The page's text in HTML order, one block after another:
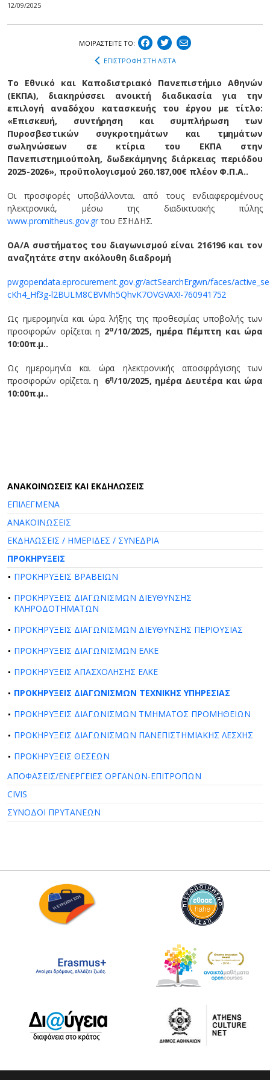
12/09/2025
ΜΟΙΡΑΣΤEIΤΕ ΤΟ:
ΕΠΙΣΤΡΟΦΗ ΣΤΗ ΛΙΣΤΑ
Το Εθνικό και Καποδιστριακό Πανεπιστήμιο Αθηνών
(ΕΚΠΑ), διακηρύσσει ανοικτή διαδικασία για την
επιλογή αναδόχου κατασκευής του έργου με τίτλο:
«Επισκευή, συντήρηση και συμπλήρωση των
Πυροσβεστικών συγκροτημάτων και τμημάτων
σωληνώσεων σε κτίρια του ΕΚΠΑ στην
Πανεπιστημιούπολη, δωδεκάμηνης διάρκειας περιόδου
2025-2026», προϋπολογισμού 260.187,00€ πλέον Φ.Π.Α..
Οι προσφορές υποβάλλονται από τους ενδιαφερομένους
ηλεκτρονικά, μέσω της διαδικτυακής πύλης
www.promitheus.gov.gr του ΕΣΗΔΗΣ.
OA/Aσυστήματος του διαγωνισμού είναι 216196 και τον
αναζητάτε στην ακόλουθη διαδρομή
pwgopendata.eprocurement.gov.gr/actSearchErgwn/faces/
cKh4_Hf3g-l2BULM8CBVMh5QhvK7OVGVAX!-760941752
Ως ημερομηνία και ώρα λήξης της προθεσμίας υποβολής των
προσφορών ορίζεται η 2α/10/2025, ημέρα Πέμπτη και ώρα
10:00π.μ..
Ως ημερομηνία και ώρα ηλεκτρονικής αποσφράγισης των
προσφορών ορίζεται η 6η/10/2025, ημέρα Δευτέρα και ώρα
10:00π.μ..
AΝΑΚΟΙΝΩΣΕΙΣ ΚΑΙ ΕΚΔΗΛΩΣΕΙΣ
ΕΠΙΛΕΓΜΕΝΑ
ΑΝΑΚΟΙΝΩΣΕΙΣ
ΕΚΔΗΛΩΣΕΙΣ / ΗΜΕΡΙΔΕΣ / ΣΥΝΕΔΡΙΑ
ΠΡΟΚΗΡΥΞΕΙΣ
ΠΡΟΚΗΡΥΞΕΙΣ ΒΡΑΒΕΙΩΝ
ΠΡΟΚΗΡΥΞΕΙΣ ΔΙΑΓΩΝΙΣΜΩΝ ΔΙΕΥΘΥΝΣΗΣ
ΚΛΗΡΟΔΟΤΗΜΑΤΩΝ
ΠΡΟΚΗΡΥΞΕΙΣ ΔΙΑΓΩΝΙΣΜΩΝ ΔΙΕΥΘΥΝΣΗΣ ΠΕΡΙΟΥΣΙΑΣ
ΠΡΟΚΗΡΥΞΕΙΣ ΔΙΑΓΩΝΙΣΜΩΝ ΕΛΚΕ
ΠΡΟΚΗΡΥΞΕΙΣ ΑΠΑΣΧΟΛΗΣΗΣ ΕΛΚΕ
ΠΡΟΚΗΡΥΞΕΙΣ ΔΙΑΓΩΝΙΣΜΩΝ ΤΕΧΝΙΚΗΣ ΥΠΗΡΕΣΙΑΣ
ΠΡΟΚΗΡΥΞΕΙΣ ΔΙΑΓΩΝΙΣΜΩΝ ΤΜΗΜΑΤΟΣ ΠΡΟΜΗΘΕΙΩΝ
ΠΡΟΚΗΡΥΞΕΙΣ ΔΙΑΓΩΝΙΣΜΩΝ ΠΑΝΕΠΙΣΤΗΜΙΑΚΗΣ ΛΕΣΧΗΣ
ΠΡΟΚΗΡΥΞΕΙΣ ΘΕΣΕΩΝ
ΑΠΟΦΑΣΕΙΣ/ΕΝΕΡΓΕΙΕΣ ΟΡΓΑΝΩΝ-ΕΠΙΤΡΟΠΩΝ
CIVIS
ΣΥΝΟΔΟΙ ΠΡΥΤΑΝΕΩΝ